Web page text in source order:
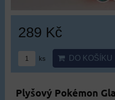
289 Kč
ks DO KOŠÍKU
Plyšový Pokémon